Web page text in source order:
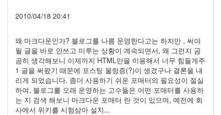
2010/04/18 20:41
왜 마크다운인가? 블로그를 나름 운영한다고는 하지만 , 써야
될 글을 바로 안쓰고 미루는 상황이 계속되면서, 왜 그런지 곰
곰히 생각해보니 이제까지 HTML만을 이용해서 너무 힘들게주
1 글을 써왔기 때문에 포스팅 울렁증(?)이 생겼구나 결론을 내
리게 되었습니다. 좀더 사용하기 쉬운 포매터의 필요성이 절실
하여, 블로그를 오래 운영하는 고수들은 어떤 포매터를 사용하
는 지 검색 해보니 마크다운 포매터 란 것이 있으며, 예전에 회
사에서 위키를 시험삼아 설치...